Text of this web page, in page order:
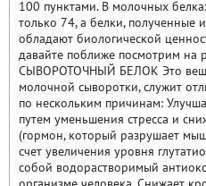
100 пунктами. В молочных
только 74, а белки, полученные
обладают биологической
давайте поближе посмотрим на
СЫВОРОТОЧНЫЙ БЕЛОК Это
молочной сыворотки, служит
по нескольким причинам:
путем уменьшения стресса и
(гормон, который разрушает
счет увеличения уровня
собой водорастворимый